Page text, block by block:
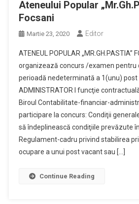
Ateneului Popular
Focsani
Martie 23, 2020 Editor
ATENEUL POPULAR „MR.GH.PASTIA”
organizează concurs /examen pentru
perioadă nedeterminată a 1(unu)
ADMINISTRATOR I funcţie
Biroul Contabilitate-financiar-
participare la concurs: Condiţii
să îndeplinească condiţiile prevăzute
Regulament-cadru privind stabilirea
ocupare a unui post vacant sau […]
Continue Reading